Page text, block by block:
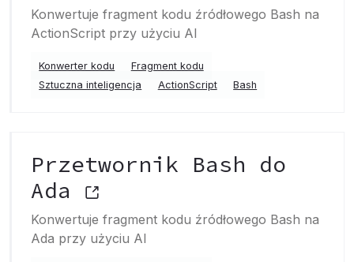
Konwertuje fragment kodu źródłowego Bash na
ActionScript przy użyciu AI
Konwerter kodu
Fragment kodu
Sztuczna inteligencja
ActionScript Bash
Przetwornik Bash do
Ada
Konwertuje fragment kodu źródłowego Bash na
Ada przy użyciu AI